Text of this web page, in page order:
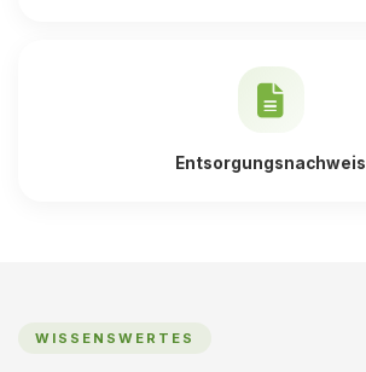
Entsorgungsnachweis
WISSENSWERTES